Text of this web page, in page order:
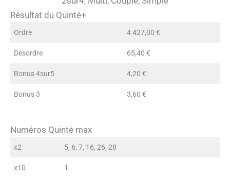
Résultat du Quinté+
Ordre 4 427,00 €
Désordre 65,40 €
Bonus 4sur5 4,20 €
Bonus 3 3,60 €
Numéros Quinté max
x2 5, 6, 7, 16, 26, 28
x10 1